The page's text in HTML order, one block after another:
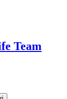
Team